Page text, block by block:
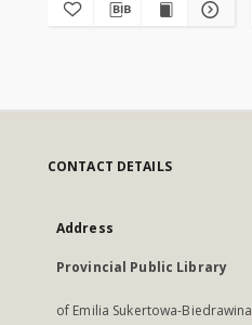
CONTACT DETAILS
Address
Provincial Public Library
of Emilia Sukertowa-Biedrawina